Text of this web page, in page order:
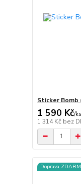
Sticker Bomb
1 590 Kč/ks
1 314 Kč bez
Doprava